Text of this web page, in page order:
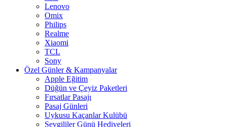
Lenovo
Omix
Philips
Realme
Xiaomi
TCL
Sony
Özel Günler & Kampanyalar
Apple Eğitim
Düğün ve Çeyiz Paketleri
Fırsatlar Pasajı
Pasaj Günleri
Uykusu Kaçanlar Kulübü
Sevgililer Günü Hediyeleri